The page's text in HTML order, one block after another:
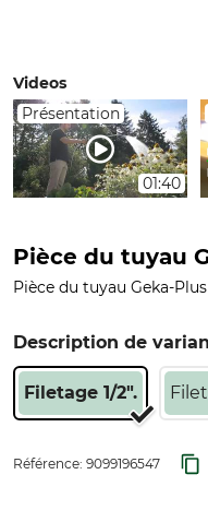
Videos
Présentation
01:40
Pièce du tuyau
Pièce du tuyau Geka-Plus
Description de
Filetage 1/2".
Référence: 9099196547